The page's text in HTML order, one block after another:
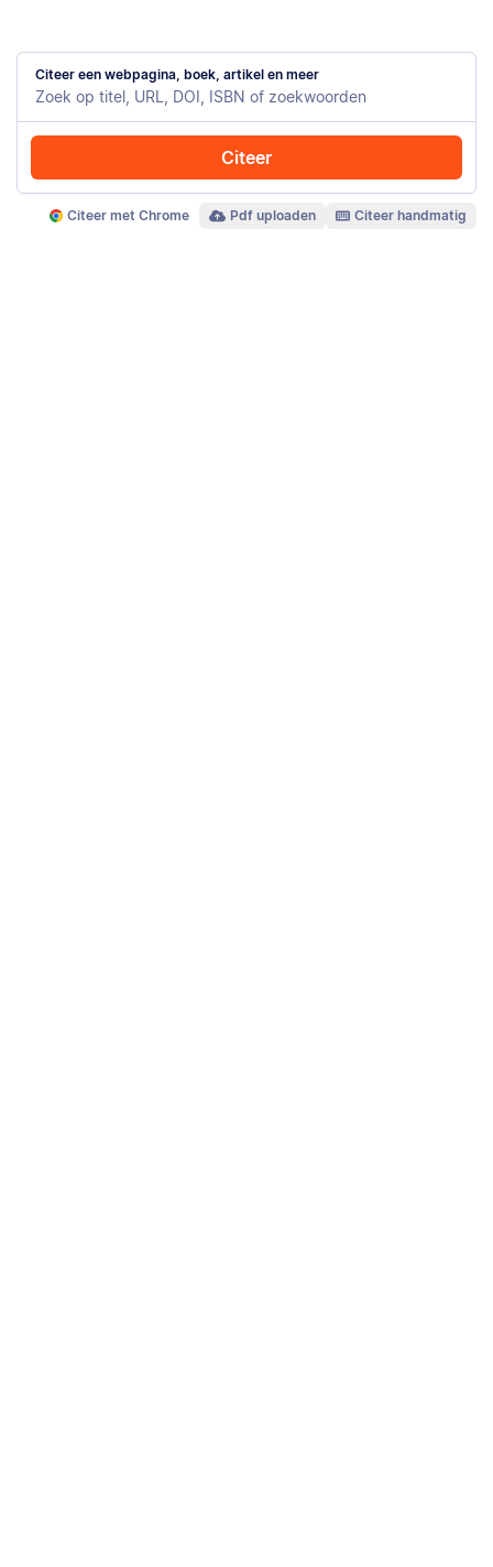
Citeer een webpagina, boek, artikel en meer
Citeer
Citeer met Chrome Pdf uploaden Citeer handmatig